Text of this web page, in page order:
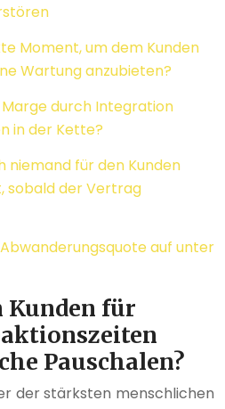
Moment, um dem Kunden
Wartung anzubieten?
Marge durch Integration
in der Kette?
niemand für den Kunden
sobald der Vertrag
auf unter
Kunden für
Pauschalen?
der stärksten menschlichen